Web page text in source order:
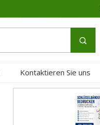
Kontaktieren Sie uns